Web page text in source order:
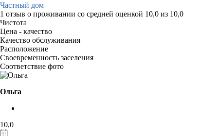
Частный дом
1 отзыв о проживании со средней оценкой 10,0 из 10,0
Чистота
Цена - качество
Качество обслуживания
Расположение
Своевременность заселения
Соответствие фото
Ольга
10,0